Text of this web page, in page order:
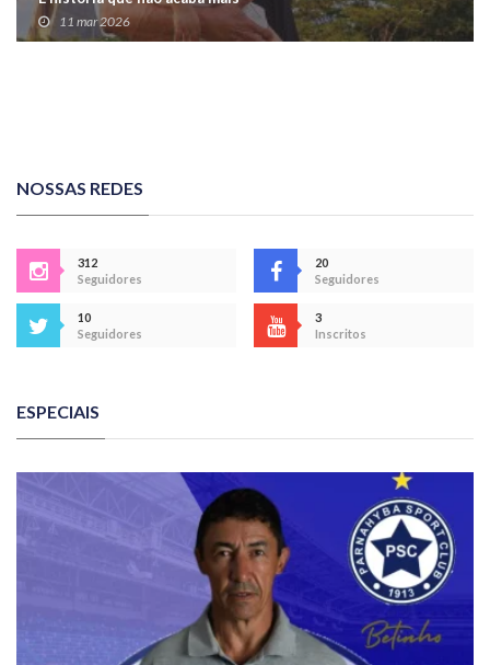
11 mar 2026
NOSSAS REDES
312
Seguidores
20
Seguidores
10
Seguidores
3
Inscritos
ESPECIAIS